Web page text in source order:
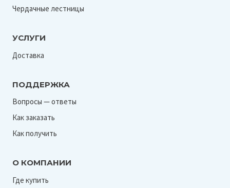
Чердачные лестницы
УСЛУГИ
Доставка
ПОДДЕРЖКА
Вопросы — ответы
Как заказать
Как получить
О КОМПАНИИ
Где купить